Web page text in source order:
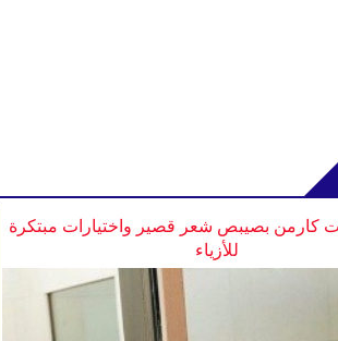
كارمن بصيبص شعر قصير واختيارات مبتكرة
للأزياء